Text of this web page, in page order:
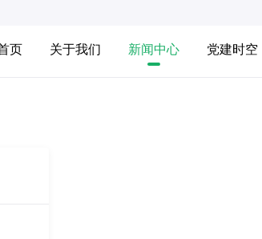
页 关于我们 新闻中心 党建时空